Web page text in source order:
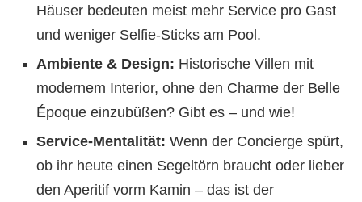
Häuser bedeuten meist mehr Service pro Gast
und weniger Selfie-Sticks am Pool.
Ambiente & Design: Historische Villen mit
modernem Interior, ohne den Charme der Belle
Époque einzubüßen? Gibt es – und wie!
Service-Mentalität: Wenn der Concierge spürt,
ob ihr heute einen Segeltörn braucht oder lieber
den Aperitif vorm Kamin – das ist der